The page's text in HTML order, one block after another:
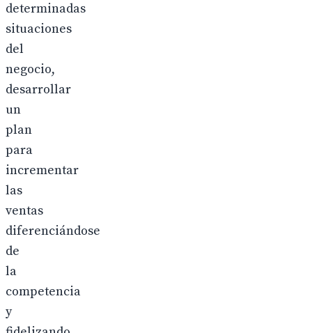
determinadas
situaciones
del
negocio,
desarrollar
un
plan
para
incrementar
las
ventas
diferenciándose
de
la
competencia
y